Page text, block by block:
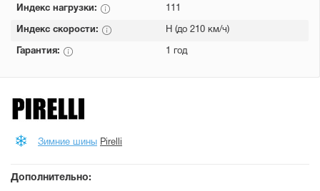
Индекс нагрузки: 111
Индекс скорости: H (до 210 км/ч)
Гарантия: 1 год
Зимние шины Pirelli
Дополнительно: